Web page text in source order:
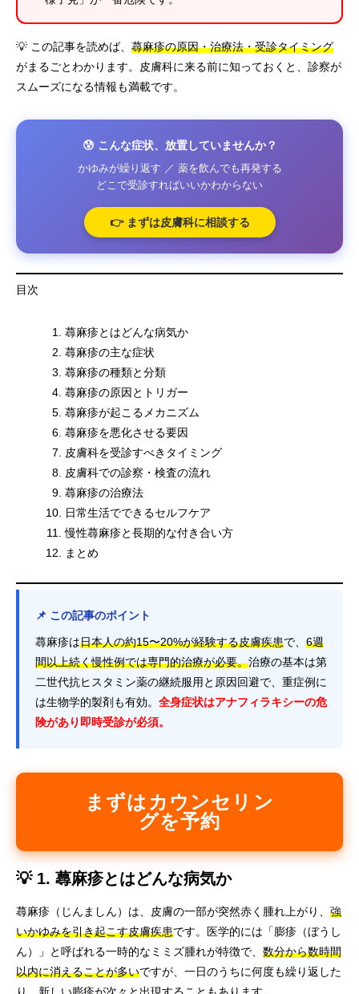
💡 この記事を読めば、 蕁麻疹の原因・治療法・受診タイミング
がまるごとわかります。皮膚科に来る前に知っておくと、診察が
スムーズになる情報も満載です。
😰 こんな症状、放置していませんか？
かゆみが繰り返す ／ 薬を飲んでも再発する
どこで受診すればいいかわからない
👉 まずは皮膚科に相談する
目次
蕁麻疹とはどんな病気か
蕁麻疹の主な症状
蕁麻疹の種類と分類
蕁麻疹の原因とトリガー
蕁麻疹が起こるメカニズム
蕁麻疹を悪化させる要因
皮膚科を受診すべきタイミング
皮膚科での診察・検査の流れ
蕁麻疹の治療法
日常生活でできるセルフケア
慢性蕁麻疹と長期的な付き合い方
まとめ
📌 この記事のポイント
蕁麻疹は日本人の約15〜20%が経験する皮膚疾患で、 6週
間以上続く慢性例では専門的治療が必要。治療の基本は第
二世代抗ヒスタミン薬の継続服用と原因回避で、重症例に
は生物学的製剤も有効。 全身症状はアナフィラキシーの危
険があり即時受診が必須。
まずはカウンセリン
グを予約
💡 1. 蕁麻疹とはどんな病気か
蕁麻疹（じんましん）は、皮膚の一部が突然赤く腫れ上がり、 強
いかゆみを引き起こす皮膚疾患です。医学的には「膨疹（ぼうし
ん）」と呼ばれる一時的なミミズ腫れが特徴で、 数分から数時間
以内に消えることが多いですが、一日のうちに何度も繰り返した